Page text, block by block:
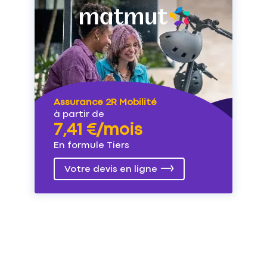
Assurance 2R Mobilité
à partir de
7,41 €/mois
En formule Tiers
Votre devis en ligne